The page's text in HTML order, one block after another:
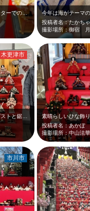
勝浦市芸術文化交流センターでの写真です。 ホールの客席に飾られたひな人形は圧巻
投稿者名：たかち
撮影場所：御宿
オーストラリアからのゲストと鋸山登山に行くのに木更津駅で乗り換え待ちの時間に撮…
木更津市
投稿者名：あかぼ
撮影場所：中山法
市川市